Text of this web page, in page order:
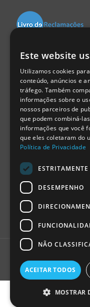
Centro de Arbitragem
1999 - 2026
Este website
Utilizamos cookies
conteúdo, anúncios e
tráfego. Também
informações sobre o
nossos parceiros de
que podem combiná-
informações que você
que eles coletaram do
Política de Privacidade
DESEMPENHO
NÃO
ACEITAR TODOS
MOSTRAR